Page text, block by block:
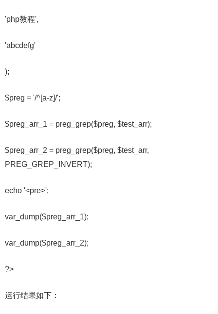
'php教程',
'abcdefg'
);
$preg = '/^[a-z]/';
$preg_arr_1 = preg_grep($preg, $test_arr);
$preg_arr_2 = preg_grep($preg, $test_arr,
PREG_GREP_INVERT);
echo '<pre>';
var_dump($preg_arr_1);
var_dump($preg_arr_2);
?>
运行结果如下：